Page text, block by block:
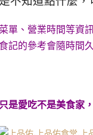
單、營業時間等資
食記的參考會隨時間
只是愛吃不是美食家